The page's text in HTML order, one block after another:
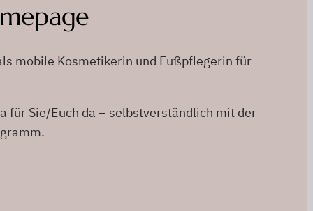
mobile Kosmetikerin und Fußpflegerin für
für Sie/Euch da – selbstverständlich mit der